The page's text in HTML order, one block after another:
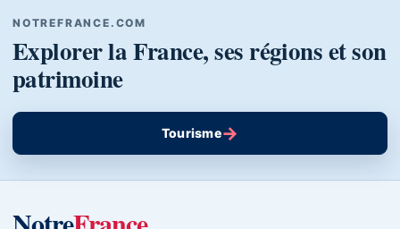
NOTREFRANCE.COM
Explorer la France, ses régions et son
patrimoine
Tourisme→